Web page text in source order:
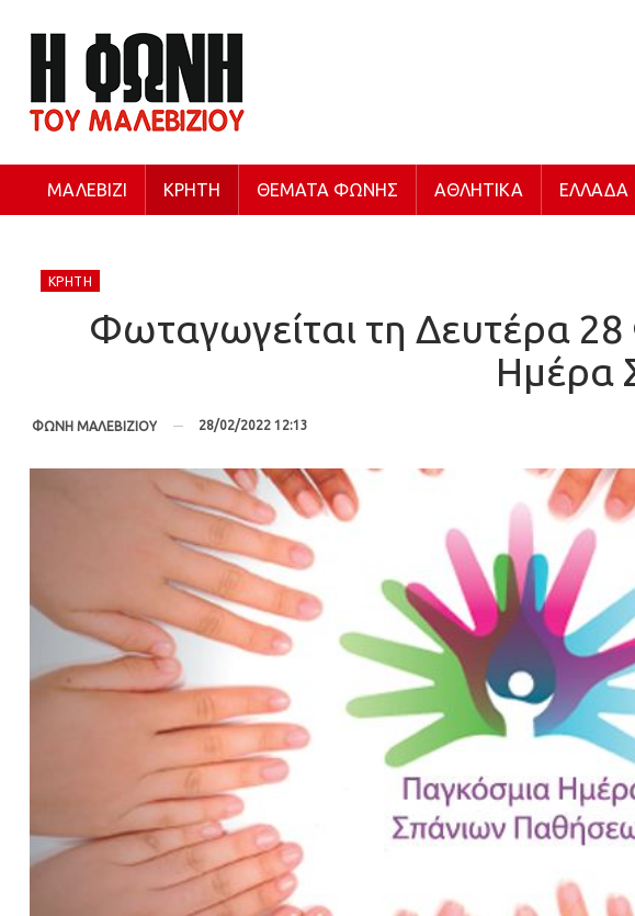
ΜΑΛΕΒΊΖΙ ΚΡΉΤΗ ΘΈΜΑΤΑ ΦΩΝΉΣ ΑΘΛΗΤΙΚΆ ΕΛΛΆΔΑ
ΚΡΉΤΗ
Φωταγωγείται τη Δευτέρα
Ημέρα
ΦΩΝΗ ΜΑΛΕΒΙΖΙΟΥ 28/02/2022 12:13